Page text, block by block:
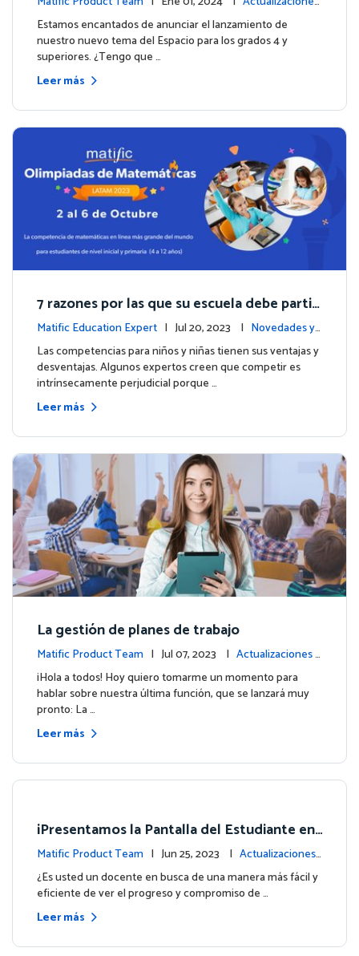
de la plataforma
Estamos encantados de anunciar el lanzamiento de
nuestro nuevo tema del Espacio para los grados 4 y
superiores. ¿Tengo que …
Leer más
7 razones por las que su escuela debe partici
par en las Olimpiadas de Matemáticas de M
atific 2023
Matific Education Expert | Jul 20, 2023 | Novedades y
eventos
Las competencias para niños y niñas tienen sus ventajas y
desventajas. Algunos expertos creen que competir es
intrínsecamente perjudicial porque …
Leer más
La gestión de planes de trabajo
Matific Product Team | Jul 07, 2023 | Actualizaciones d
e la plataforma
¡Hola a todos! Hoy quiero tomarme un momento para
hablar sobre nuestra última función, que se lanzará muy
pronto: La …
Leer más
¡Presentamos la Pantalla del Estudiante en
su Panel de Control!
Matific Product Team | Jun 25, 2023 | Actualizaciones
de la plataforma
¿Es usted un docente en busca de una manera más fácil y
eficiente de ver el progreso y compromiso de …
Leer más